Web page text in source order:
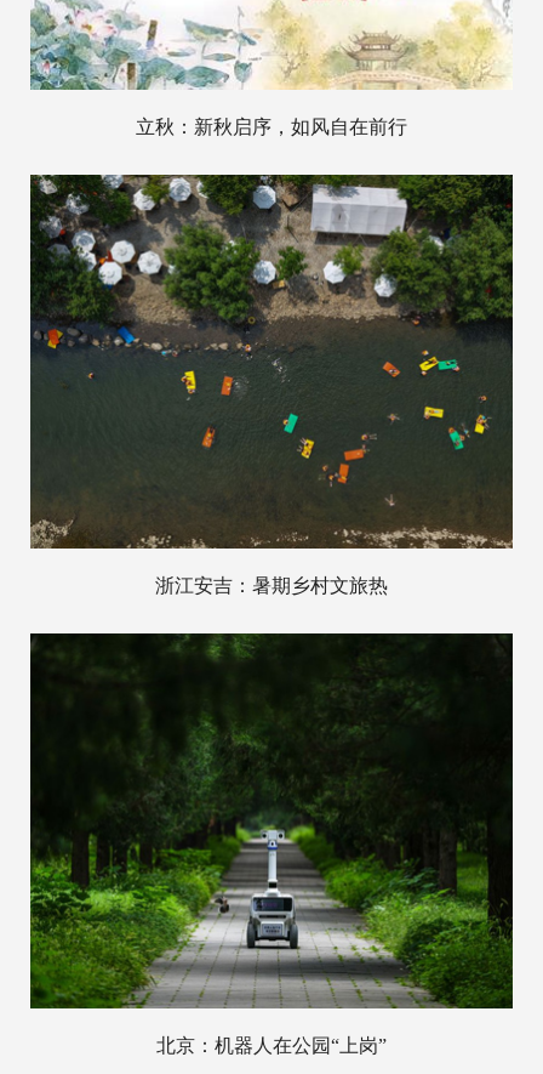
立秋：新秋启序，如风自在前行
浙江安吉：暑期乡村文旅热
北京：机器人在公园“上岗”